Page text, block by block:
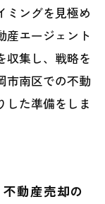
ミングを見極め
産エージェント
収集し、戦略を
市南区での不動
した準備をしま
動産売却の